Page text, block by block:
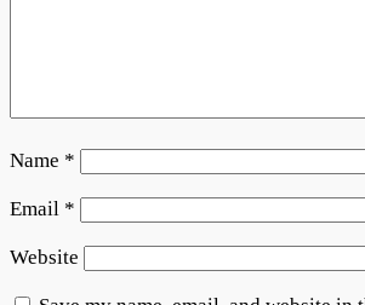
Name *
Email *
Website